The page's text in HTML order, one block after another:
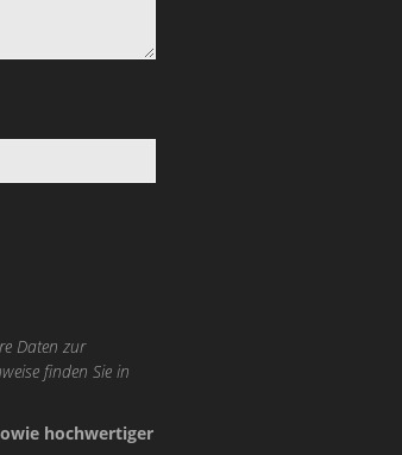
Daten zur
finden Sie in
hochwertiger